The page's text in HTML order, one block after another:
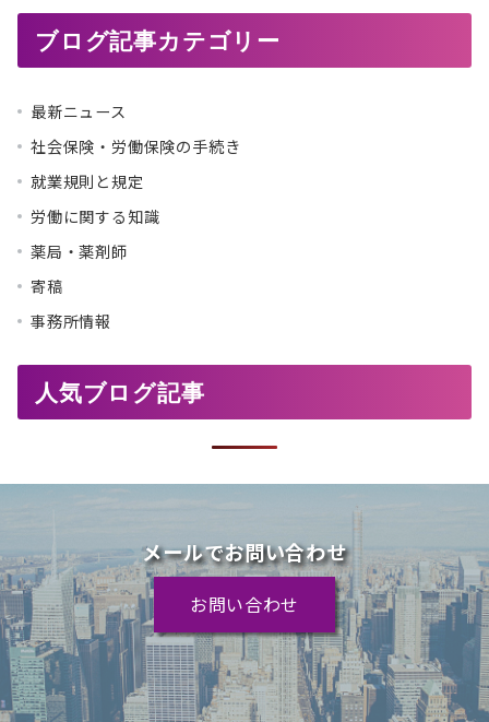
ブログ記事カテゴリー
最新ニュース
社会保険・労働保険の手続き
就業規則と規定
労働に関する知識
薬局・薬剤師
寄稿
事務所情報
人気ブログ記事
メールでお問い合わせ
お問い合わせ